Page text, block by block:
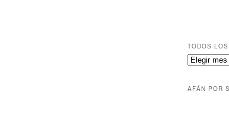
TODOS
AFÁN POR